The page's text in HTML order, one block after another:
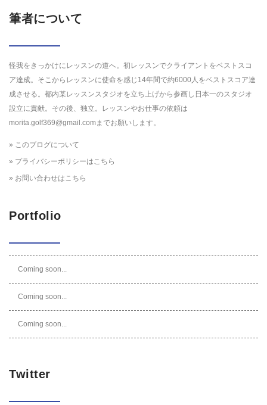
筆者について
怪我をきっかけにレッスンの道へ。初レッスンでクライアントをベストスコ
ア達成。そこからレッスンに使命を感じ14年間で約6000人をベストスコア達
成させる。都内某レッスンスタジオを立ち上げから参画し日本一のスタジオ
設立に貢献。その後、独立。レッスンやお仕事の依頼は
morita.golf369@gmail.comまでお願いします。
» このブログについて
» プライバシーポリシーはこちら
» お問い合わせはこちら
Portfolio
Coming soon...
Coming soon...
Coming soon...
Twitter